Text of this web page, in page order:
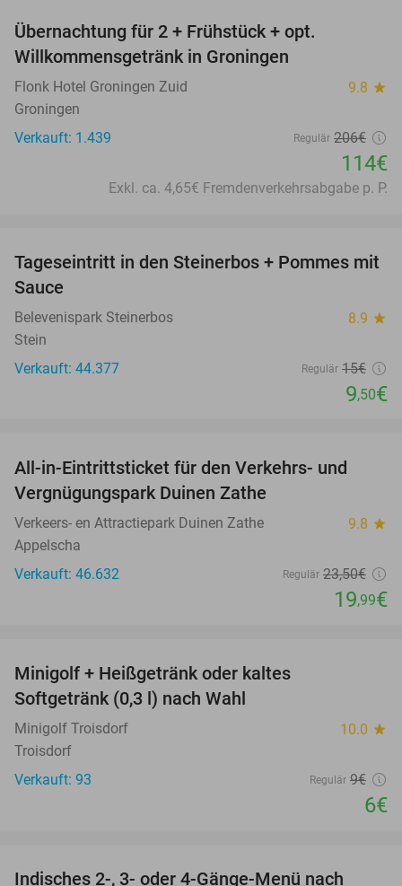
Übernachtung für 2 + Frühstück + opt.
Willkommensgetränk in Groningen
Flonk Hotel Groningen Zuid 9.8 star
Groningen
Verkauft: 1.439
Regulär 206€
114€
Exkl. ca. 4,65€ Fremdenverkehrsabgabe p. P.
37%
Tageseintritt in den Steinerbos + Pommes mit
Sauce
Belevenispark Steinerbos 8.9 star
Stein
Verkauft: 44.377
Regulär 15€
9,50€
All-in-Eintrittsticket für den Verkehrs- und
Vergnügungspark Duinen Zathe
Verkeers- en Attractiepark Duinen Zathe 9.8 star
Appelscha
Verkauft: 46.632
Regulär 23,50€
19,99€
Minigolf + Heißgetränk oder kaltes
Softgetränk (0,3 l) nach Wahl
Minigolf Troisdorf 10.0 star
Troisdorf
Verkauft: 93
Regulär 9€
6€
Indisches 2-, 3- oder 4-Gänge-Menü nach